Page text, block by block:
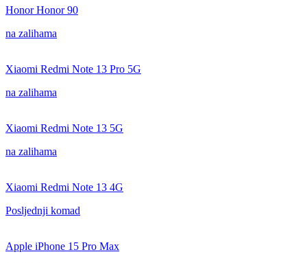
Honor Honor 90
na zalihama
Xiaomi Redmi Note 13 Pro 5G
na zalihama
Xiaomi Redmi Note 13 5G
na zalihama
Xiaomi Redmi Note 13 4G
Posljednji komad
Apple iPhone 15 Pro Max